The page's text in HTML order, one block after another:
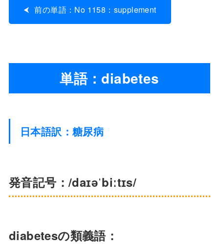
前の単語：No 1158：supplement
単語：diabetes
日本語訳：糖尿病
発音記号：/daɪəˈbiːtɪs/
diabetesの類義語：